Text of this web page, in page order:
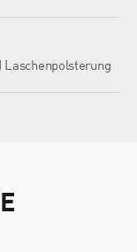
Laschenpolsterung